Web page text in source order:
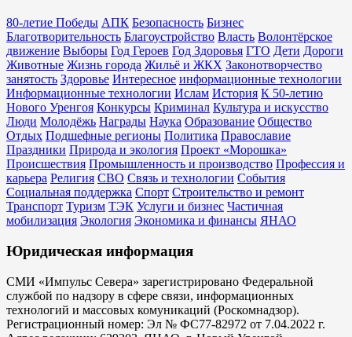
80-летие Победы АПК Безопасность Бизнес
Благотворительность Благоустройство Власть Волонтёрское
движение Выборы Год Героев Год Здоровья ГТО Дети Дороги
Животные Жизнь города Жильё и ЖКХ Законотворчество
занятость Здоровье Интересное информационные технологии
Информационные технологии Ислам История К 50-летию
Нового Уренгоя Конкурсы Криминал Культура и искусство
Люди Молодёжь Награды Наука Образование Общество
Отдых Подшефные регионы Политика Православие
Праздники Природа и экология Проект «Морошка»
Происшествия Промышленность и производство Профессия и
карьера Религия СВО Связь и технологии События
Социальная поддержка Спорт Строительство и ремонт
Транспорт Туризм ТЭК Услуги и бизнес Частичная
мобилизация Экология Экономика и финансы ЯНАО
Юридическая информация
СМИ «Импульс Севера» зарегистрировано Федеральной
службой по надзору в сфере связи, информационных
технологий и массовых комуникаций (Роскомнадзор).
Регистрационный номер: Эл № ФС77-82972 от 7.04.2022 г.